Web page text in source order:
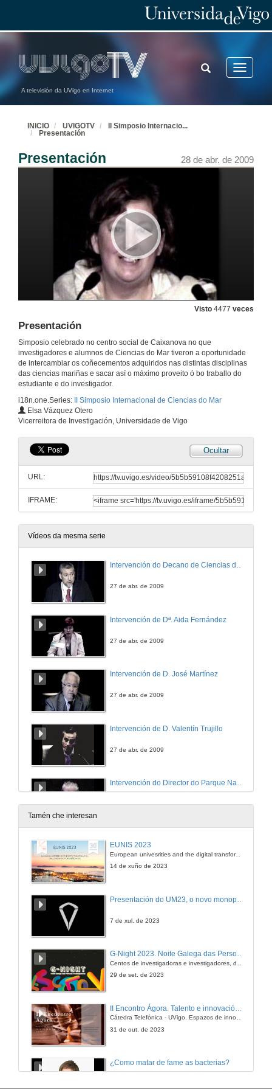
A televisión da UVigo en Internet
Toggle
TOGGLE
SEARCH
INICIO UVIGOTV II Simposio Internacio...
Presentación
Presentación 28 de abr. de 2009
Visto 4477 veces
Presentación
Simposio celebrado no centro social de Caixanova no que
investigadores e alumnos de Ciencias do Mar tiveron a oportunidade
de intercambiar os coñecementos adquiridos nas distintas disciplinas
das ciencias mariñas e sacar así o máximo proveito ó bo traballo do
estudiante e do investigador.
i18n.one.Series:
II Simposio Internacional de Ciencias do Mar
Elsa Vázquez Otero
Vicerreitora de Investigación, Universidade de Vigo
Ocultar
URL:
IFRAME:
Vídeos da mesma serie
Intervención do Decano de Ciencias do Mar da Universidade de Vigo
27 de abr. de 2009
Intervención de Dª. Aida Fernández
27 de abr. de 2009
Intervención de D. José Martínez
27 de abr. de 2009
Intervención de D. Valentín Trujillo
27 de abr. de 2009
Intervención do Director do Parque Nacional Illas Atlanticas
27 de abr. de 2009
27 de abr. de 2009
27 de abr. de 2009
27 de abr. de 2009
Tamén che interesan
EUNIS 2023
European univesrities and the digital transformation: challenges and opportunities ahead
14 de xuño de 2023
7 de xul. de 2023
G-Night 2023. Noite Galega das Persoas Investigadoras. Conciencias creativas
29 de set. de 2023
Cátedra Telefónica - UVigo. Espazos de innovación
31 de out. de 2023
¿Como matar de fame as bacterias?